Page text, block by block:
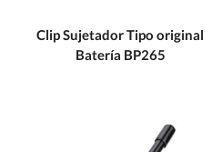
Clip Sujetador Tipo original
Batería BP265